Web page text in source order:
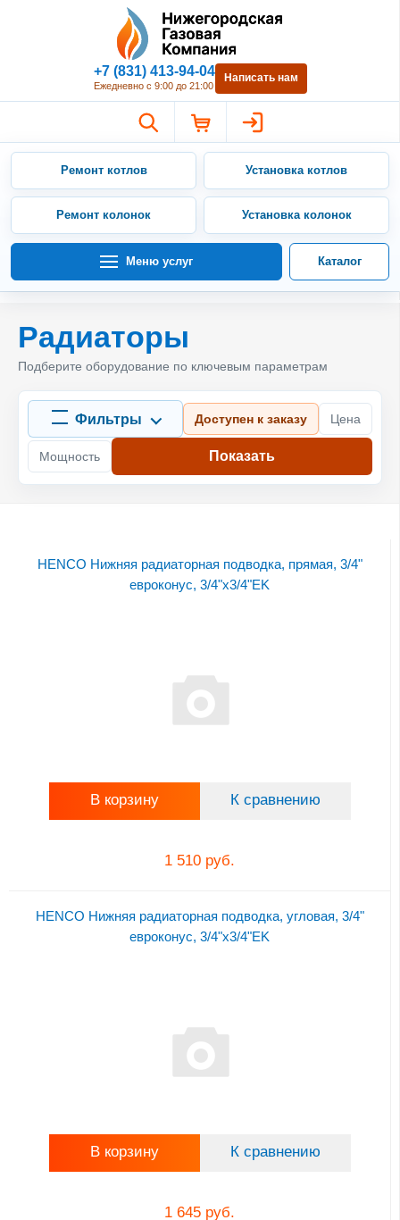
Нижегородская Газовая
+7 (831) 413-94-04
Ежедневно с 9:00 до 21:00
Написать нам
Ремонт котлов Установка котлов
Ремонт колонок Установка колонок
Меню услуг Каталог
Радиаторы
Подберите оборудование по ключевым параметрам
Фильтры Доступен к заказу Цена
Мощность Показать
HENCO Нижняя радиаторная подводка, прямая, 3/4"
евроконус, 3/4"x3/4"EK
В корзину К сравнению
1 510 руб.
HENCO Нижняя радиаторная подводка, угловая, 3/4"
евроконус, 3/4"x3/4"EK
В корзину К сравнению
1 645 руб.